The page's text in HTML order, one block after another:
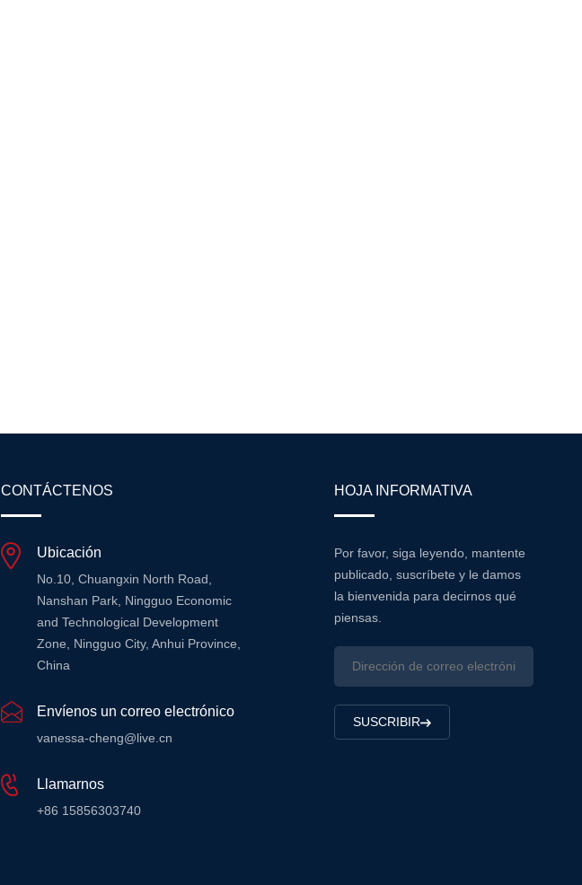
CONTÁCTENOS
Ubicación
No.10, Chuangxin North Road,
Nanshan Park, Ningguo Economic
and Technological Development
Zone, Ningguo City, Anhui Province,
China
Envíenos un correo electrónico
vanessa-cheng@live.cn
Llamarnos
+86 15856303740
HOJA INFORMATIVA
Por favor, siga leyendo, mantente
publicado, suscríbete y le damos
la bienvenida para decirnos qué
piensas.
SUSCRIBIR